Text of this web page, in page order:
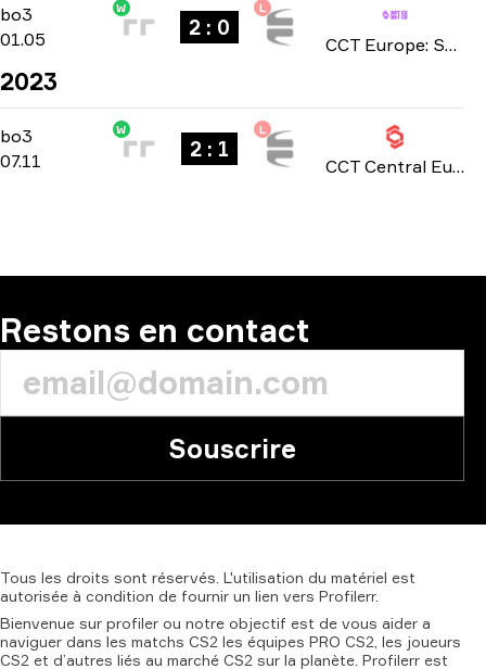
bo3 -bo3
01.05
W
2 : 0
L
CCT Europe: Season 1 2024
2023
bo3 -bo3
07.11
W
2 : 1
L
CCT Central Europe: Season 8 2023
Restons en contact
Souscrire
Tous les droits sont réservés. L'utilisation du matériel est
autorisée à condition de fournir un lien vers Profilerr.
Bienvenue sur profiler ou notre objectif est de vous aider a
naviguer dans les matchs CS2 les équipes PRO CS2, les joueurs
CS2 et d’autres liés au marché CS2 sur la planète. Profilerr est